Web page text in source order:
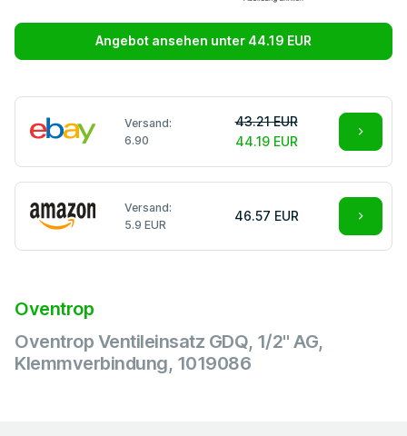
Angebot ansehen unter 44.19 EUR
Versand:
6.90
43.21 EUR
44.19 EUR
Versand:
5.9 EUR
46.57 EUR
Oventrop
Oventrop Ventileinsatz GDQ, 1/2" AG,
Klemmverbindung, 1019086